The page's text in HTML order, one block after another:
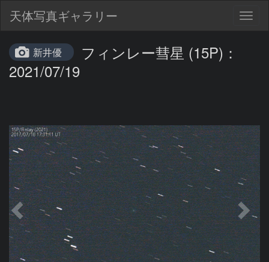
天体写真ギャラリー
新井優
フィンレー彗星 (15P)：
2021/07/19